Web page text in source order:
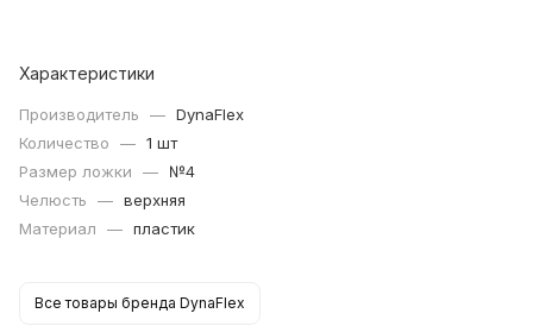
Характеристики
Производитель — DynaFlex
Количество
— 1 шт
Размер ложки
—
№4
Челюсть
— верхняя
Материал
— пластик
Все товары бренда DynaFlex